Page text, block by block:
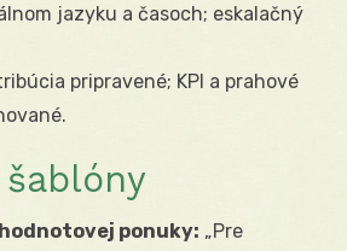
jazyku a časoch; eskalačný
pripravené; KPI a prahové
ponuky: „Pre